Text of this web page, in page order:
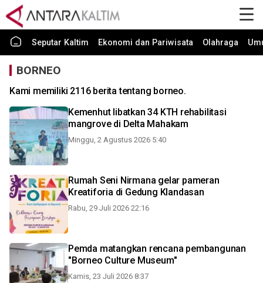
Seputar Kaltim Ekonomi dan Pariwisata Olahraga
BORNEO
Kami memiliki 2116 berita tentang borneo.
Kemenhut libatkan 34 KTH rehabilitasi
mangrove di Delta Mahakam
Minggu, 2 Agustus 2026 5:40
Rumah Seni Nirmana gelar pameran
Kreatiforia di Gedung Klandasan
Rabu, 29 Juli 2026 22:16
Pemda matangkan rencana pembangunan
"Borneo Culture Museum"
Kamis, 23 Juli 2026 8:37